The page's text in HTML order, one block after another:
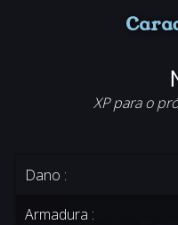
XP para o
Dano :
Armadura :